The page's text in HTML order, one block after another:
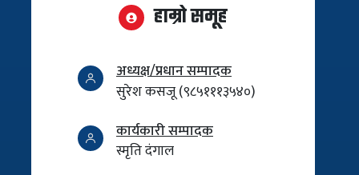
हाम्रो समूह
अध्यक्ष/प्रधान सम्पादक
सुरेश कसजू (९८५१११३५४०)
कार्यकारी सम्पादक
स्मृति दंगाल